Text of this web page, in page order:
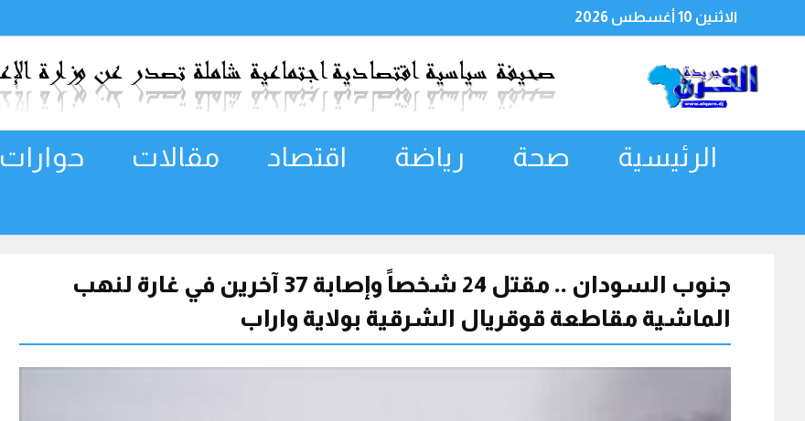
الاثنين 10 أغسطس 2026
الرئيسية صحة رياضة اقتصاد مقالات حوارات
جنوب السودان .. مقتل 24 شخصاً وإصابة 37 آخرين في غارة لنهب
الماشية مقاطعة قوقريال الشرقية بولاية واراب